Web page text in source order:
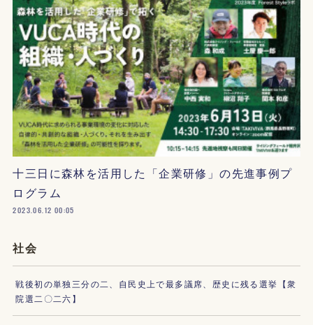
十三日に森林を活用した「企業研修」の先進事例プ
ログラム
2023.06.12 00:05
社会
戦後初の単独三分の二、自民史上で最多議席、歴史に残る選挙【衆
院選二〇二六】